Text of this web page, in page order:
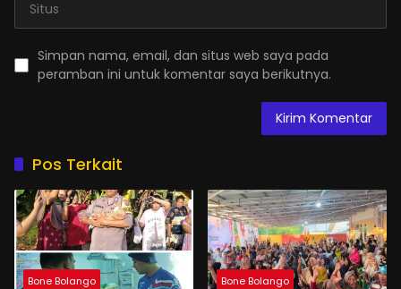
Simpan nama, email, dan situs web saya pada
peramban ini untuk komentar saya berikutnya.
Pos Terkait
Bone Bolango Bone Bolango